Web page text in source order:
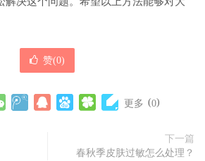
赞(0)
更多 (0)
下一篇
春秋季皮肤过敏怎么处理？